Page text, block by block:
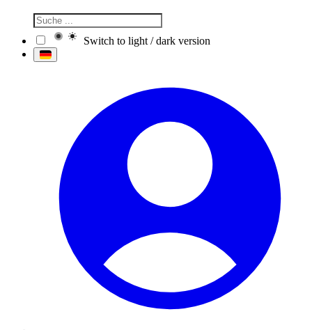
Switch to light / dark version